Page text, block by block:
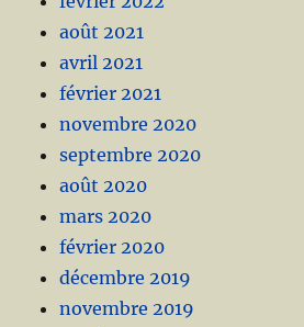
août 2021
avril 2021
février 2021
novembre 2020
septembre 2020
août 2020
mars 2020
février 2020
décembre 2019
novembre 2019